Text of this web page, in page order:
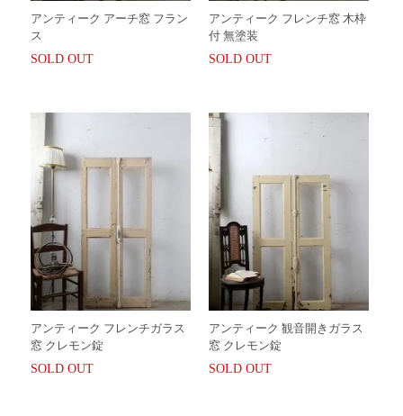
アンティーク アーチ窓 フラン
ス
SOLD OUT
アンティーク フレンチ窓 木枠
付 無塗装
SOLD OUT
アンティーク フレンチガラス
窓 クレモン錠
SOLD OUT
アンティーク 観音開きガラス
窓 クレモン錠
SOLD OUT